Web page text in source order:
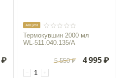
₽
AКЦИЯ
Термокувшин 2000 мл
WL‑511.040.135/A
+
−
5 550 ₽ 4 995₽